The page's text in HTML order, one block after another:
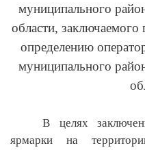
муниципального
области, заключаемого
определению
муниципального
В целях
ярмарки на